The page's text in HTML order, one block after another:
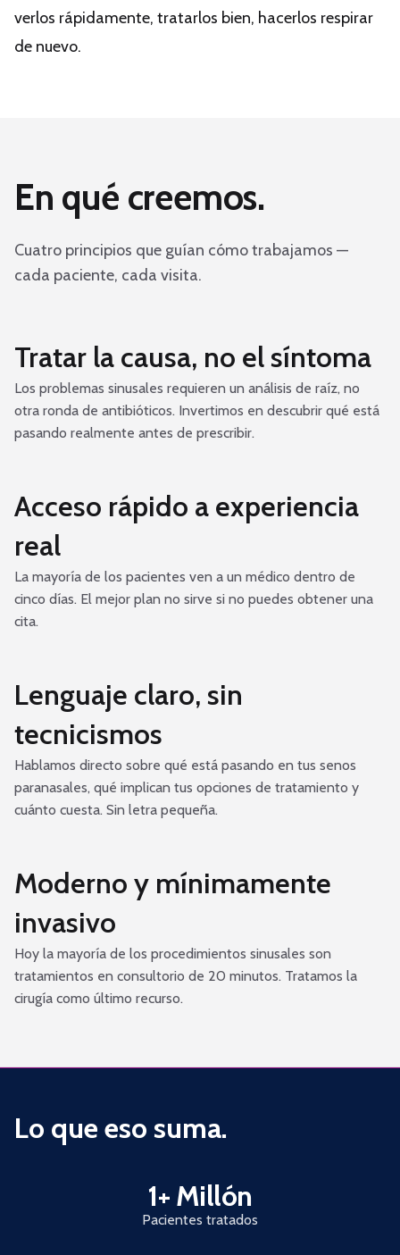
verlos rápidamente, tratarlos bien, hacerlos respirar
de nuevo.
En qué creemos.
Cuatro principios que guían cómo trabajamos —
cada paciente, cada visita.
Tratar la causa, no el síntoma
Los problemas sinusales requieren un análisis de raíz, no
otra ronda de antibióticos. Invertimos en descubrir qué está
pasando realmente antes de prescribir.
Acceso rápido a experiencia
real
La mayoría de los pacientes ven a un médico dentro de
cinco días. El mejor plan no sirve si no puedes obtener una
cita.
Lenguaje claro, sin
tecnicismos
Hablamos directo sobre qué está pasando en tus senos
paranasales, qué implican tus opciones de tratamiento y
cuánto cuesta. Sin letra pequeña.
Moderno y mínimamente
invasivo
Hoy la mayoría de los procedimientos sinusales son
tratamientos en consultorio de 20 minutos. Tratamos la
cirugía como último recurso.
Lo que eso suma.
1+ Millón
Pacientes tratados